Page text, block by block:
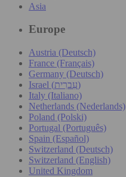
Asia
Europe
Austria (Deutsch)
France (Français)
Germany (Deutsch)
Israel (עִברִית)
Italy (Italiano)
Netherlands (Nederlands)
Poland (Polski)
Portugal (Português)
Spain (Español)
Switzerland (Deutsch)
Switzerland (English)
United Kingdom